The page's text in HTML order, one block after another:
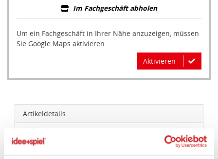
Im Fachgeschäft abholen
Um ein Fachgeschäft in Ihrer Nähe anzuzeigen, müssen
Sie Google Maps aktivieren.
Aktivieren
Artikeldetails
DEPESCHE 11775 Dino World Crossbag ROAR